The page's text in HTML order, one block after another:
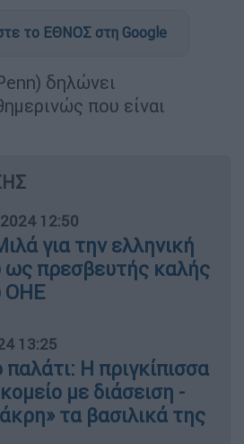
το ΕΘΝΟΣ στη Google
δηλώνει
που είναι
12:50
για την ελληνική
ως πρεσβευτής καλής
ΟΗΕ
13:25
Η πριγκίπισσα
με διάσειση -
τα βασιλικά της